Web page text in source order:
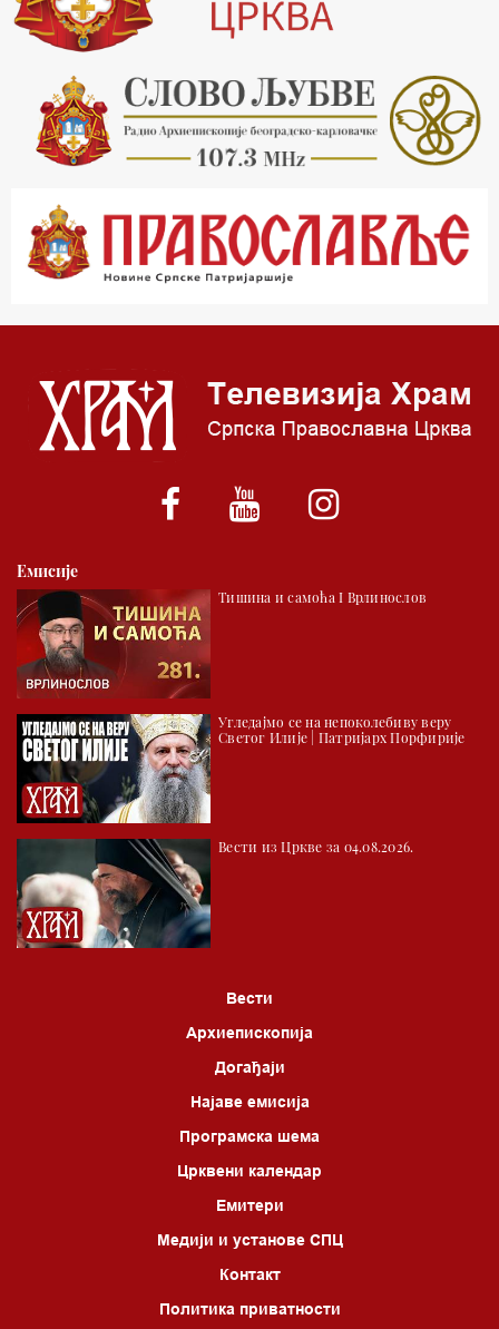
20.15 Реч архијереја
20.30 Хроника Архиепископије
21.03 Врлинослов
22.03 Црквена предавања и трибине
23.00 Питања и одговори
00.03 Црквена предавања и трибине
01.03 Живе речи - подкаст
*најважније вести емитујемо на сваки пун сат
Емисије
Тишина и самоћа I Врлинослов
Угледајмо се на непоколебиву веру
Светог Илије | Патријарх Порфирије
Вести из Цркве за 04.08.2026.
Вести
Архиепископија
Догађаји
Најаве емисија
Програмска шема
Црквени календар
Емитери
Медији и установе СПЦ
Контакт
Политика приватности